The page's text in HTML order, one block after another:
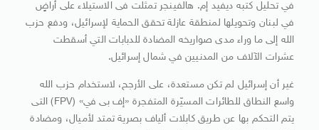
في تحليل كتبه ديفيد إم. هالفينجر تمثلت فى الاستيلاء على أراضٍ
في لبنان وتحويلها لمنطقة عازلة تحقق الحماية لإسرائيل، ودفع حزب
الله إلى ما وراء مدى صواريخه المضادة للدبابات التي أسقطت
عشرات الآلاف من المدنيين في شمال إسرائيل.
غير أن إسرائيل لم تكن مستعدة، على الأرجح، لاستخدام حزب الله
واسع النطاق للطائرات المسيّرة المتفجرة «إف بى في» (FPV) التى
يتم التحكم بها عن طريق كابلات ألياف بصرية تمتد لأميال، ومضادة